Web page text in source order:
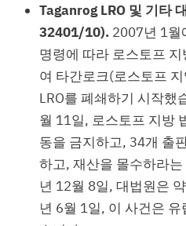
Taganrog LRO 및 기타
32401/10). 2007년 1월
명령에 따라 로스토프
여 타간로크(로스토프
LRO를 폐쇄하기 시작했
월 11일, 로스토프 지방
동을 금지하고, 34개 출
하고, 재산을 몰수하라
년 12월 8일, 대법원은
년 6월 1일, 이 사건은